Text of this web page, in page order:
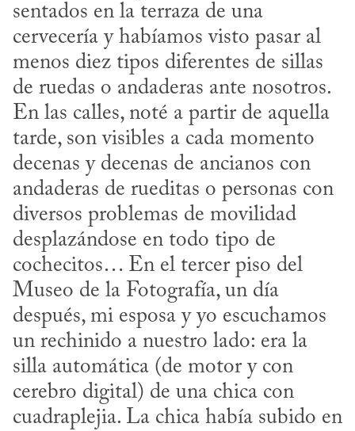
sentados en la terraza de una
cervecería y habíamos visto pasar al
menos diez tipos diferentes de sillas
de ruedas o andaderas ante nosotros.
En las calles, noté a partir de aquella
tarde, son visibles a cada momento
decenas y decenas de ancianos con
andaderas de rueditas o personas con
diversos problemas de movilidad
desplazándose en todo tipo de
cochecitos… En el tercer piso del
Museo de la Fotografía, un día
después, mi esposa y yo escuchamos
un rechinido a nuestro lado: era la
silla automática (de motor y con
cerebro digital) de una chica con
cuadraplejia. La chica había subido en